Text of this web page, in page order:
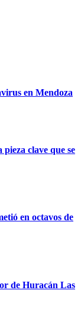
en Mendoza
clave que se
en octavos de
de Huracán Las